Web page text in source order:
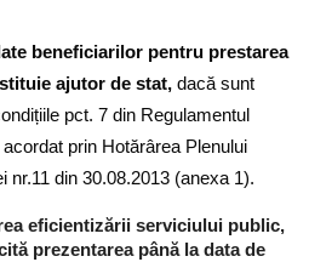
beneficiarilor pentru prestarea
ajutor de stat, dacă sunt
pct. 7 din Regulamentul
prin Hotărârea Plenului
nr.11 din 30.08.2013 (anexa 1).
eficientizării serviciului public,
prezentarea până la data de